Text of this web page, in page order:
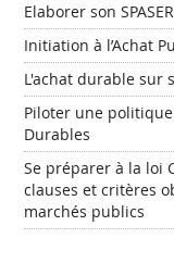
Elaborer son SPASER
Initiation à l’Achat
L'achat durable sur
Piloter une politique
Durables
Se préparer à la loi
clauses et critères
marchés publics